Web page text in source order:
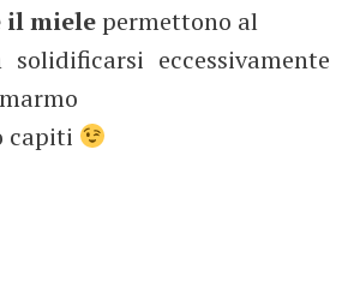
il mielepermettono al
eccessivamente
capiti